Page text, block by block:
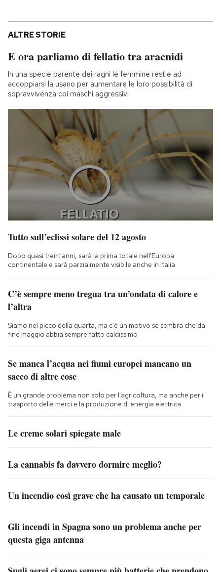
ALTRE STORIE
E ora parliamo di fellatio tra aracnidi
In una specie parente dei ragni le femmine restie ad
accoppiarsi la usano per aumentare le loro possibilità di
sopravvivenza coi maschi aggressivi
Tutto sull’eclissi solare del 12 agosto
Dopo quasi trent'anni, sarà la prima totale nell'Europa
continentale e sarà parzialmente visibile anche in Italia
C’è sempre meno tregua tra un’ondata di calore e
l’altra
Siamo nel picco della quarta, ma c'è un motivo se sembra che da
fine maggio abbia sempre fatto caldissimo
Se manca l’acqua nei fiumi europei mancano un
sacco di altre cose
È un grande problema non solo per l'agricoltura, ma anche per il
trasporto delle merci e la produzione di energia elettrica
Le creme solari spiegate male
La cannabis fa davvero dormire meglio?
Un incendio così grave che ha causato un temporale
Gli incendi in Spagna sono un problema anche per
questa giga antenna